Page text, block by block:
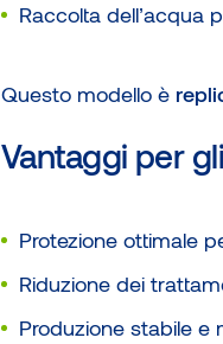
Raccolta dell’acqua
Questo modello è
Vantaggi per
Protezione ottimale
Riduzione dei
Produzione stabile e